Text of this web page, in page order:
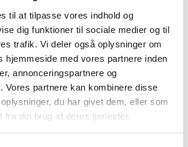
til at tilpasse vores indhold og
dig funktioner til sociale medier og til
trafik. Vi deler også oplysninger om
hjemmeside med vores partnere inden
annonceringspartnere og
Vores partnere kan kombinere disse
du har givet dem, eller som
fra din brug af deres tjenester.
og morgenmad
og introduktion
Trackunit har transformeret